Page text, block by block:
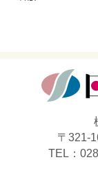
〒321-
TEL：